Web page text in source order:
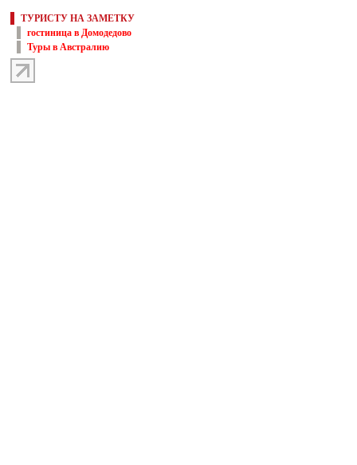
ТУРИСТУ НА ЗАМЕТКУ
гостиница в Домодедово
Туры в Австралию